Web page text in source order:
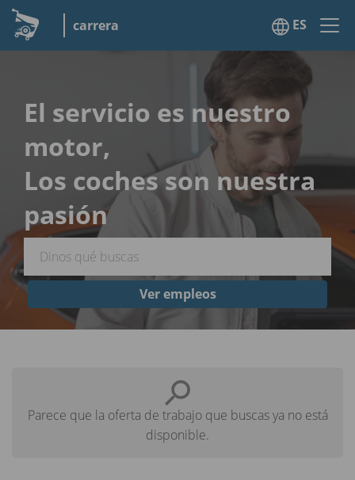
carrera ES
El servicio es nuestro
motor,
Los coches son nuestra
pasión
Ver empleos
Parece que la oferta de trabajo que buscas ya no está
disponible.